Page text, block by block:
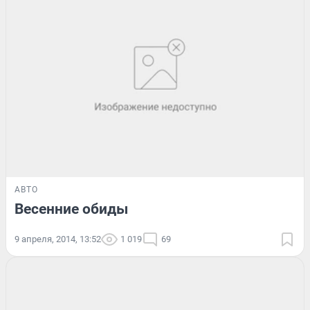
АВТО
Весенние обиды
9 апреля, 2014, 13:52 1 019 69